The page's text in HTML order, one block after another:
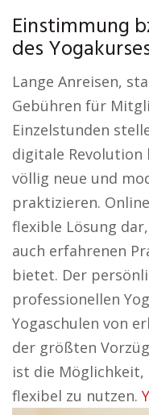
Einstimmung
des
Lange Anreisen,
Gebühren für
Einzelstunden
digitale Revolution
völlig neue und
praktizieren.
flexible Lösung
auch erfahrenen
bietet. Der
professionellen
Yogaschulen von
der größten
ist die
flexibel zu nutzen.